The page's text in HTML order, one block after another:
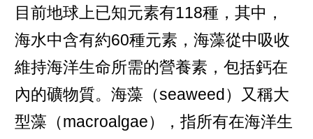
目前地球上已知元素有118種，其中，
海水中含有約60種元素，海藻從中吸收
維持海洋生命所需的營養素，包括鈣在
內的礦物質。海藻（seaweed）又稱大
型藻（macroalgae），指所有在海洋生